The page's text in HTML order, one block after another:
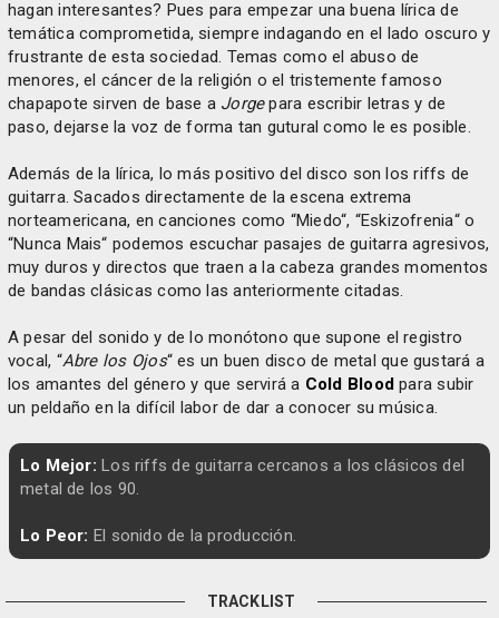
hagan interesantes? Pues para empezar una buena lírica de
temática comprometida, siempre indagando en el lado oscuro y
frustrante de esta sociedad. Temas como el abuso de
menores, el cáncer de la religión o el tristemente famoso
chapapote sirven de base a Jorgepara escribir letras y de
paso, dejarse la voz de forma tan gutural como le es posible.
Además de la lírica, lo más positivo del disco son los riffs de
guitarra. Sacados directamente de la escena extrema
norteamericana, en canciones como “Miedo“, “Eskizofrenia“ o
“Nunca Mais“ podemos escuchar pasajes de guitarra agresivos,
muy duros y directos que traen a la cabeza grandes momentos
de bandas clásicas como las anteriormente citadas.
A pesar del sonido y de lo monótono que supone el registro
vocal, “Abre los Ojos“ es un buen disco de metal que gustará a
los amantes del género y que servirá a Cold Blood para subir
un peldaño en la difícil labor de dar a conocer su música.
Lo Mejor: Los riffs de guitarra cercanos a los clásicos del
metal de los 90.
Lo Peor: El sonido de la producción.
TRACKLIST